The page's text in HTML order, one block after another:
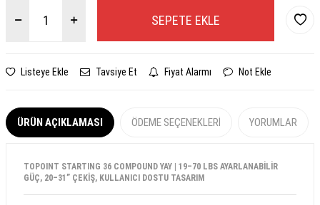
SEPETE EKLE
Listeye Ekle Tavsiye Et Fiyat Alarmı Not Ekle
ÜRÜN AÇIKLAMASI ÖDEME SEÇENEKLERI YORUMLAR
TOPOINT STARTING 36 COMPOUND YAY | 19–70 LBS AYARLANABİLİR
GÜÇ, 20–31” ÇEKİŞ, KULLANICI DOSTU TASARIM